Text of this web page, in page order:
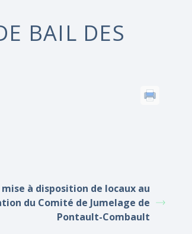
BAIL DES
à disposition de locaux au
du Comité de Jumelage de
Pontault-Combault